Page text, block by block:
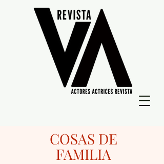
COSAS DE
FAMILIA